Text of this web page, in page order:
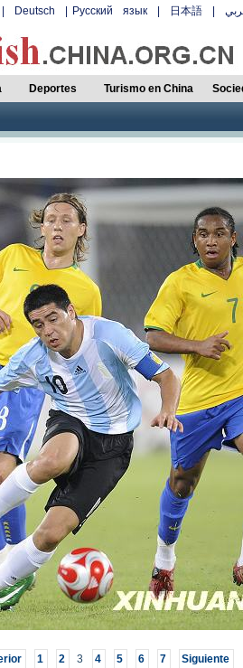
Deutsch Русский язык 日本語
Deportes Turismo en China
1 2 3 4 5 6 7 Siguiente